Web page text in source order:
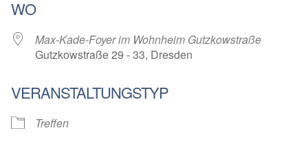
WO
Max-Kade-Foyer im Wohnheim Gutzkowstraße
Gutzkowstraße 29 - 33, Dresden
VERANSTALTUNGSTYP
Treffen